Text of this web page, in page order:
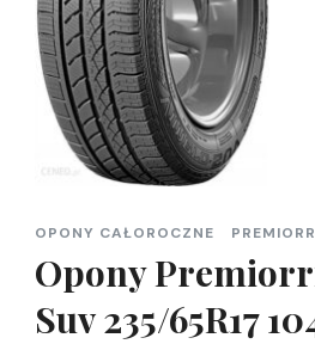
OPONY CAŁOROCZNE
Opony
Suv 235/65R17